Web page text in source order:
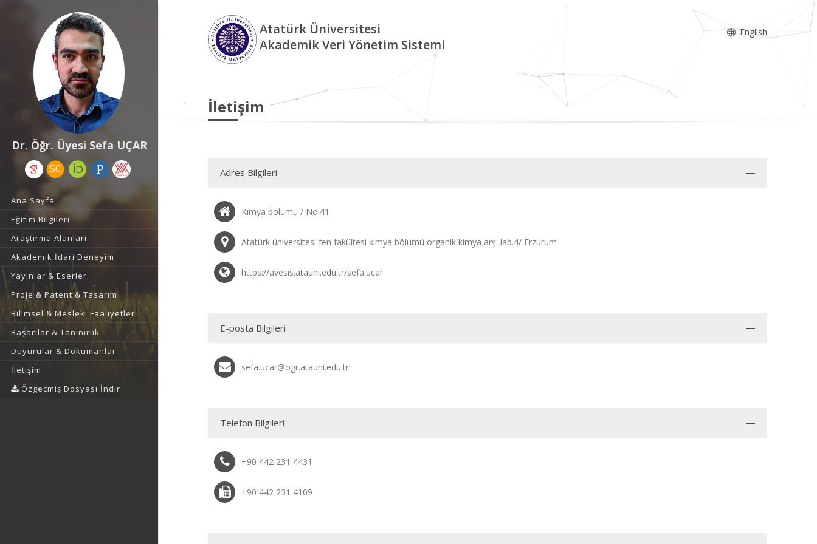
Dr. Öğr. Üyesi Sefa UÇAR
Ana Sayfa
Eğitim Bilgileri
Araştırma Alanları
Akademik İdari Deneyim
Yayınlar & Eserler
Proje & Patent & Tasarım
Bilimsel & Mesleki Faaliyetler
Başarılar & Tanınırlık
Duyurular & Dokümanlar
İletişim
Özgeçmiş Dosyası İndir
Atatürk Üniversitesi
Akademik Veri Yönetim Sistemi
English
İletişim
Adres Bilgileri
Kimya bölümü / No:41
Atatürk üniversitesi fen fakültesi kimya bölümü organik kimya arş. lab.4/ Erzurum
https://avesis.atauni.edu.tr/sefa.ucar
E-posta Bilgileri
sefa.ucar@ogr.atauni.edu.tr
Telefon Bilgileri
+90 442 231 4431
+90 442 231 4109